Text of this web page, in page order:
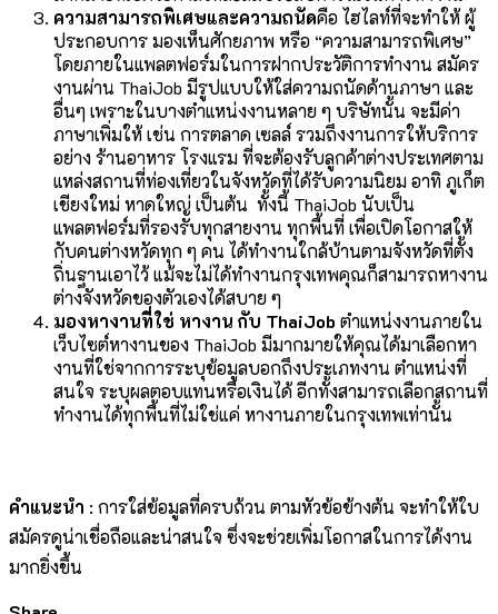
ความสามารถพิเศษและความถนัดคือ ไฮไลท์ที่จะทำให้ ผู้
ประกอบการ มองเห็นศักยภาพ หรือ “ความสามารถพิเศษ”
โดยภายในแพลตฟอร์มในการฝากประวัติการทำงาน สมัคร
งานผ่าน ThaiJob มีรูปแบบให้ใส่ความถนัดด้านภาษา และ
อื่นๆ เพราะในบางตำแหน่งงานหลาย ๆ บริษัทนั้น จะมีค่า
ภาษาเพิ่มให้ เช่น การตลาด เซลล์ รวมถึงงานการให้บริการ
อย่าง ร้านอาหาร โรงแรม ที่จะต้องรับลูกค้าต่างประเทศตาม
แหล่งสถานที่ท่องเที่ยวในจังหวัดที่ได้รับความนิยม อาทิ ภูเก็ต
เชียงใหม่ หาดใหญ่ เป็นต้น ทั้งนี้ ThaiJob นับเป็น
แพลตฟอร์มที่รองรับทุกสายงาน ทุกพื้นที่ เพื่อเปิดโอกาสให้
กับคนต่างหวัดทุก ๆ คน ได้ทำงานใกล้บ้านตามจังหวัดที่ตั้ง
ถิ่นฐานเอาไว้ แม้จะไม่ได้ทำงานกรุงเทพคุณก็สามารถหางาน
ต่างจังหวัดของตัวเองได้สบาย ๆ
มองหางานที่ใช่ หางาน กับ ThaiJob ตำแหน่งงานภายใน
เว็บไซต์หางานของ ThaiJob มีมากมายให้คุณได้มาเลือกหา
งานที่ใช่จากการระบุข้อมูลบอกถึงประเภทงาน ตำแหน่งที่
สนใจ ระบุผลตอบแทนหรือเงินได้ อีกทั้งสามารถเลือกสถานที่
ทำงานได้ทุกพื้นที่ไม่ใช่แค่ หางานภายในกรุงเทพเท่านั้น
คำแนะนำ : การใส่ข้อมูลที่ครบถ้วน ตามหัวข้อข้างต้น จะทำให้ใบ
สมัครดูน่าเชื่อถือและน่าสนใจ ซึ่งจะช่วยเพิ่มโอกาสในการได้งาน
มากยิ่งขึ้น